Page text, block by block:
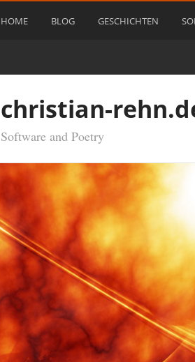
HOME BLOG GESCHICHTEN
christian-
Software and Poetry